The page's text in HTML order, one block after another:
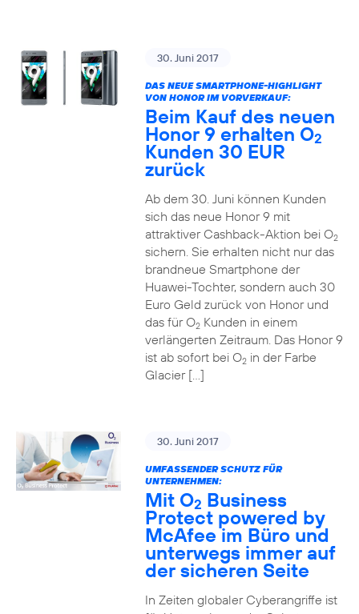
30. Juni 2017
DAS NEUE SMARTPHONE-HIGHLIGHT
VON HONOR IM VORVERKAUF:
Beim Kauf des neuen
Honor 9 erhalten O2
Kunden 30 EUR
zurück
Ab dem 30. Juni können Kunden
sich das neue Honor 9 mit
attraktiver Cashback-Aktion bei O2
sichern. Sie erhalten nicht nur das
brandneue Smartphone der
Huawei-Tochter, sondern auch 30
Euro Geld zurück von Honor und
das für O2Kunden in einem
verlängerten Zeitraum. Das Honor 9
ist ab sofort bei O2in der Farbe
Glacier […]
30. Juni 2017
UMFASSENDER SCHUTZ FÜR
UNTERNEHMEN:
Mit O2 Business
Protect powered by
McAfee im Büro und
unterwegs immer auf
der sicheren Seite
In Zeiten globaler Cyberangriffe ist